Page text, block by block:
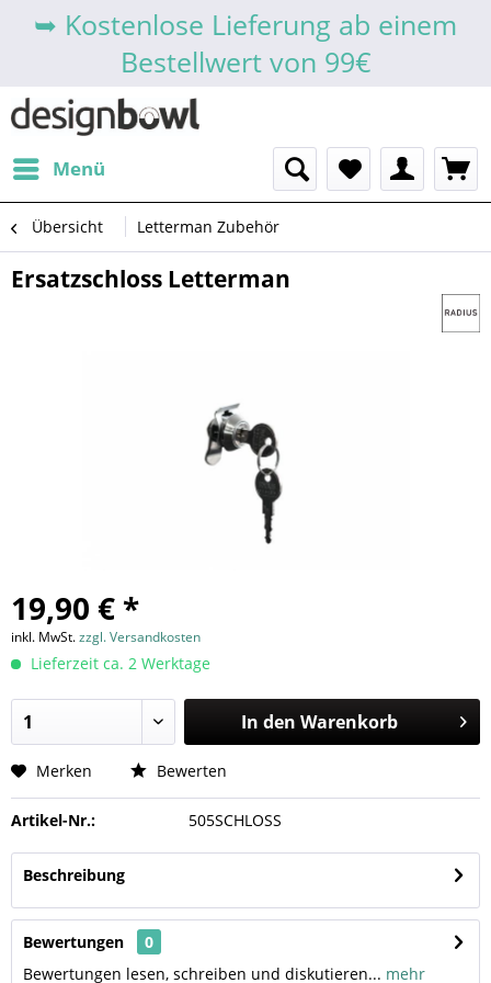
➥ Kostenlose Lieferung ab einem
Bestellwert von 99€
Menü
Übersicht Letterman Zubehör
Ersatzschloss Letterman
19,90 € *
inkl. MwSt.zzgl. Versandkosten
Lieferzeit ca. 2 Werktage
In den Warenkorb
Merken Bewerten
Artikel-Nr.: 505SCHLOSS
Beschreibung
Bewertungen
0
Bewertungen lesen, schreiben und diskutieren... mehr